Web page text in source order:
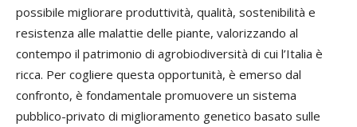
possibile migliorare produttività, qualità, sostenibilità e
resistenza alle malattie delle piante, valorizzando al
contempo il patrimonio di agrobiodiversità di cui l’Italia è
ricca. Per cogliere questa opportunità, è emerso dal
confronto, è fondamentale promuovere un sistema
pubblico-privato di miglioramento genetico basato sulle